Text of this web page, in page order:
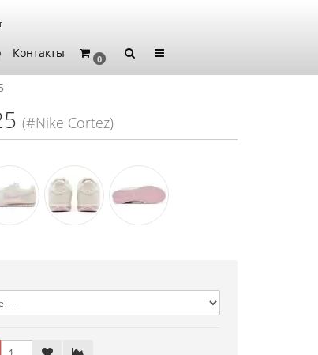
Контакты 0
(#Nike Cortez)